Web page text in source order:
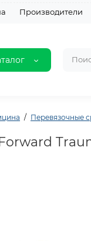
Производители
Перевязочные